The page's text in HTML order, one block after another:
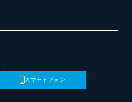
スマートフォン